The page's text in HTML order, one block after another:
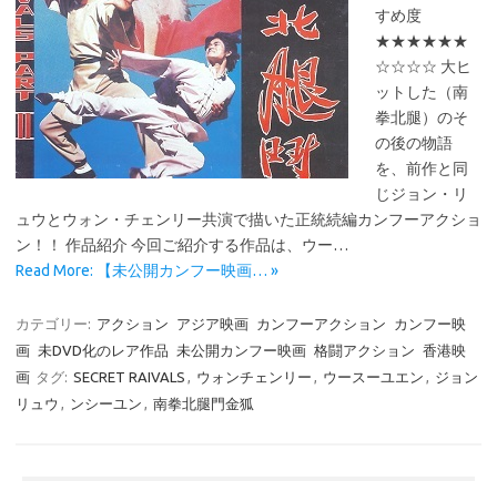
すめ度
★★★★★★
☆☆☆☆ 大ヒ
ットした（南
拳北腿）のそ
の後の物語
を、前作と同
じジョン・リ
ュウとウォン・チェンリー共演で描いた正統続編カンフーアクショ
ン！！ 作品紹介 今回ご紹介する作品は、ウー…
Read More: 【未公開カンフー映画… »
カテゴリー: アクション アジア映画 カンフーアクション
カンフー映
画 未DVD化のレア作品 未公開カンフー映画 格闘アクション 香港映
画 タグ: SECRET RAIVALS , ウォンチェンリー , ウースーユエン , ジョン
リュウ , ンシーユン , 南拳北腿門金狐